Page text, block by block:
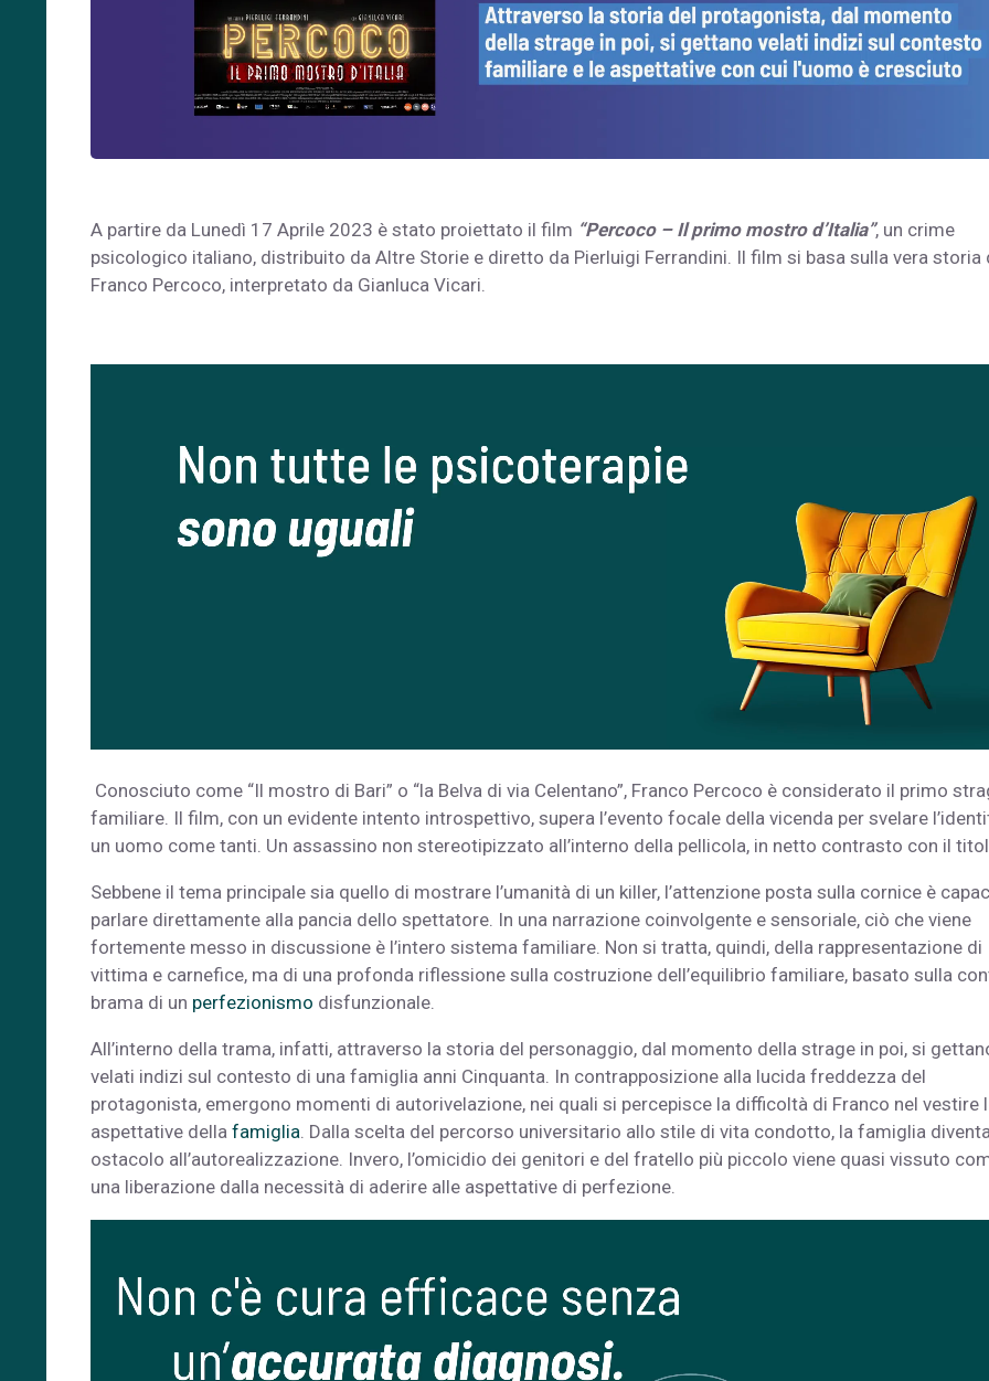
A partire da Lunedì 17 Aprile 2023 è stato proiettato il film “Percoco – Il primo mostro d’Italia”, un crime
psicologico italiano, distribuito da Altre Storie e diretto da Pierluigi Ferrandini. Il film si basa sulla vera storia
Franco Percoco, interpretato da Gianluca Vicari.
Conosciuto come “Il mostro di Bari” o “la Belva di via Celentano”, Franco Percoco è considerato il primo
familiare. Il film, con un evidente intento introspettivo, supera l’evento focale della vicenda per svelare
un uomo come tanti. Un assassino non stereotipizzato all’interno della pellicola, in netto contrasto con il
Sebbene il tema principale sia quello di mostrare l’umanità di un killer, l’attenzione posta sulla cornice è
parlare direttamente alla pancia dello spettatore. In una narrazione coinvolgente e sensoriale, ciò che viene
fortemente messo in discussione è l’intero sistema familiare. Non si tratta, quindi, della rappresentazione di
vittima e carnefice, ma di una profonda riflessione sulla costruzione dell’equilibrio familiare, basato sulla
brama di un perfezionismo disfunzionale.
All’interno della trama, infatti, attraverso la storia del personaggio, dal momento della strage in poi, si
velati indizi sul contesto di una famiglia anni Cinquanta. In contrapposizione alla lucida freddezza del
protagonista, emergono momenti di autorivelazione, nei quali si percepisce la difficoltà di Franco nel vestire
aspettative della famiglia. Dalla scelta del percorso universitario allo stile di vita condotto, la famiglia
ostacolo all’autorealizzazione. Invero, l’omicidio dei genitori e del fratello più piccolo viene quasi vissuto
una liberazione dalla necessità di aderire alle aspettative di perfezione.